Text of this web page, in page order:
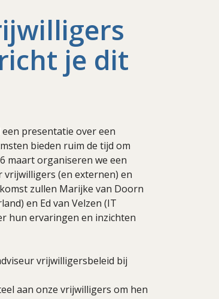
je dit
presentatie over een
bieden ruim de tijd om
maart organiseren we een
vrijwilligers (en externen) en
zullen Marijke van Doorn
en Ed van Velzen (IT
hun ervaringen en inzichten
vrijwilligersbeleid bij
aan onze vrijwilligers om hen